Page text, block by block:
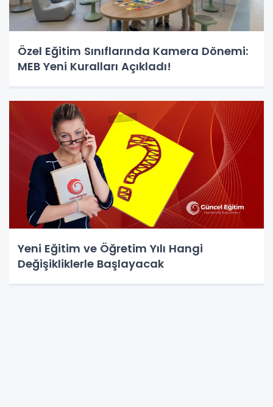
Özel Eğitim Sınıflarında Kamera Dönemi:
MEB Yeni Kuralları Açıkladı!
Yeni Eğitim ve Öğretim Yılı Hangi
Değişikliklerle Başlayacak